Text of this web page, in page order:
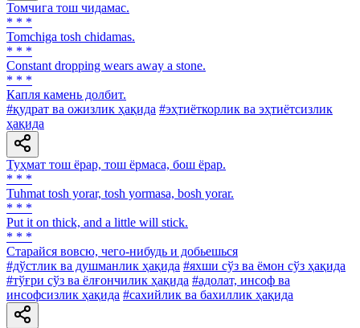
Томчига тош чидамас.
* * *
Tomchiga tosh chidamas.
* * *
Constant dropping wears away a stone.
* * *
Капля камень долбит.
#қудрат ва ожизлик ҳақида #эҳтиёткорлик ва эҳтиётсизлик
ҳақида
Туҳмат тош ёрар, тош ёрмаса, бош ёрар.
* * *
Tuhmat tosh yorar, tosh yormasa, bosh yorar.
* * *
Put it on thick, and a little will stick.
* * *
Старайся вовсю, чего-нибудь и добьешься
#дўстлик ва душманлик ҳақида #яхши сўз ва ёмон сўз ҳақида
#тўғри сўз ва ёлғончилик ҳақида #адолат, инсоф ва
инсофсизлик ҳақида #сахийлик ва бахиллик ҳақида